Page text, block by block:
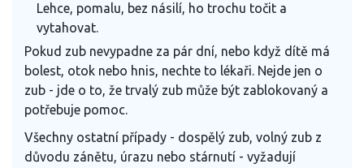
Lehce, pomalu, bez násilí, ho trochu točit a
vytahovat.
Pokud zub nevypadne za pár dní, nebo když dítě má
bolest, otok nebo hnis, nechte to lékaři. Nejde jen o
zub - jde o to, že trvalý zub může být zablokovaný a
potřebuje pomoc.
Všechny ostatní případy - dospělý zub, volný zub z
důvodu zánětu, úrazu nebo stárnutí - vyžadují